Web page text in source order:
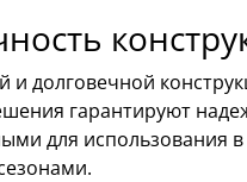
и долговечной
гарантируют
для использования